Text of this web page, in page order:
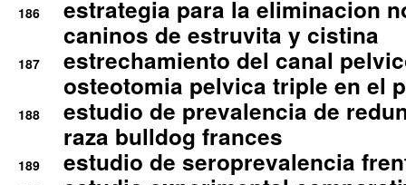
186
estrategia para la eliminacion
caninos de estruvita y cistina
187
estrechamiento del canal
osteotomia pelvica triple en el
188
estudio de prevalencia de
raza bulldog frances
189 estudio de seroprevalencia